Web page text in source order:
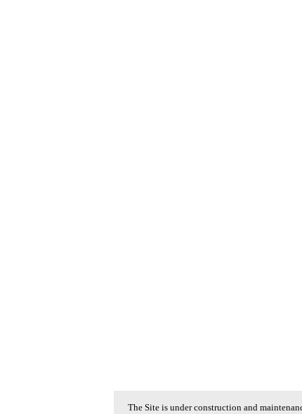
The Site is under construction and